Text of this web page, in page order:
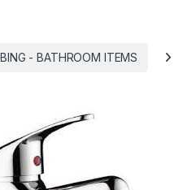
- BATHROOM ITEMS